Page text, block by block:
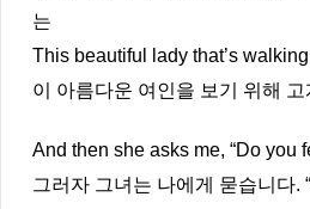
는
This beautiful lady that’s
이 아름다운 여인을 보기 위해
And then she asks me, “Do you
그러자 그녀는 나에게 묻습니다.